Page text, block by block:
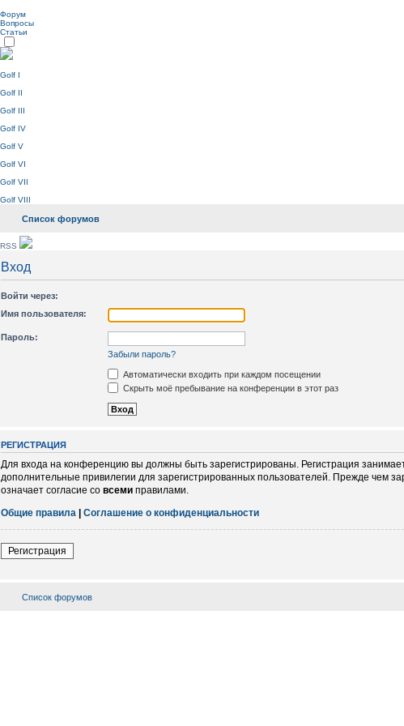
Форум
Вопросы
Статьи
Golf I
Golf II
Golf III
Golf IV
Golf V
Golf VI
Golf VII
Golf VIII
Список форумов
RSS
Вход
Войти через:
Имя пользователя:
Пароль:
Забыли пароль?
Автоматически входить при каждом посещении
Скрыть моё пребывание на конференции в этот раз
РЕГИСТРАЦИЯ
Для входа на конференцию вы должны быть зарегистрированы. Регистрация
дополнительные привилегии для зарегистрированных пользователей. Прежде чем
означает согласие со всеми правилами.
Общие правила | Соглашение о конфиденциальности
Регистрация
Список форумов